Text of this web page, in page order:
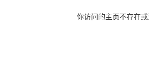
你访问的主页不存在